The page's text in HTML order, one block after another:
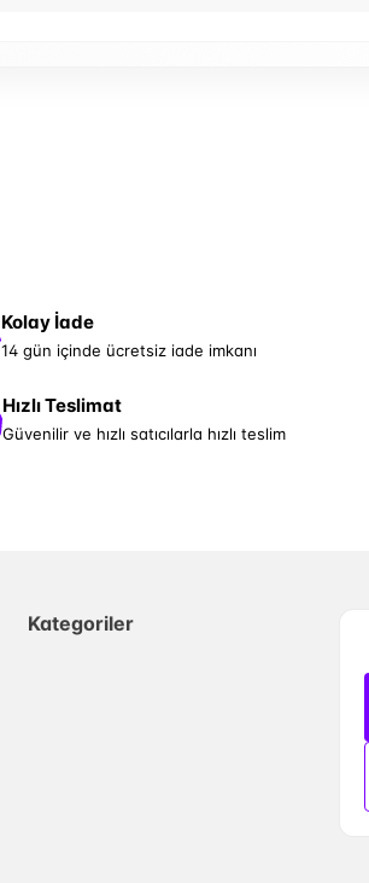
Kolay İade
14 gün içinde ücretsiz iade imkanı
Hızlı Teslimat
Güvenilir ve hızlı satıcılarla hızlı teslim
Kategoriler